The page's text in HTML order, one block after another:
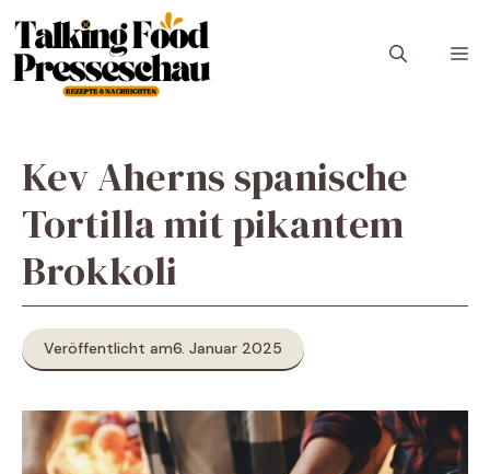
Inhalt
springen
Kev Aherns spanische
Tortilla mit pikantem
Brokkoli
Veröffentlicht am6. Januar 2025